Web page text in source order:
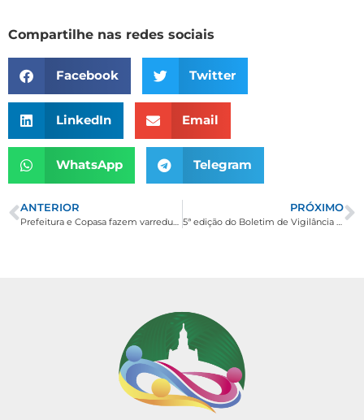
Compartilhe nas redes sociais
Facebook Twitter
LinkedIn Email
WhatsApp Telegram
ANTERIOR PRÓXIMO